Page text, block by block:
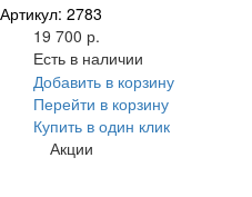
Артикул: 2783
19 700 р.
Есть в наличии
Добавить в корзину
Перейти в корзину
Купить в один клик
Акции